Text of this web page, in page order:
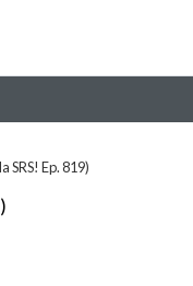
SRS! Ep. 819)